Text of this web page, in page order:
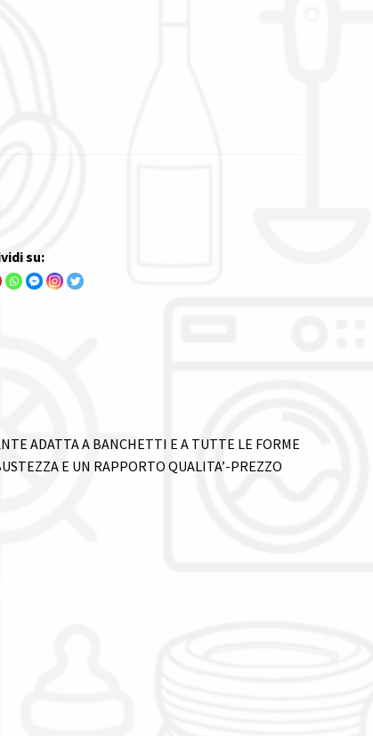
su:
ADATTA A BANCHETTI E A TUTTE LE FORME
E UN RAPPORTO QUALITA’-PREZZO